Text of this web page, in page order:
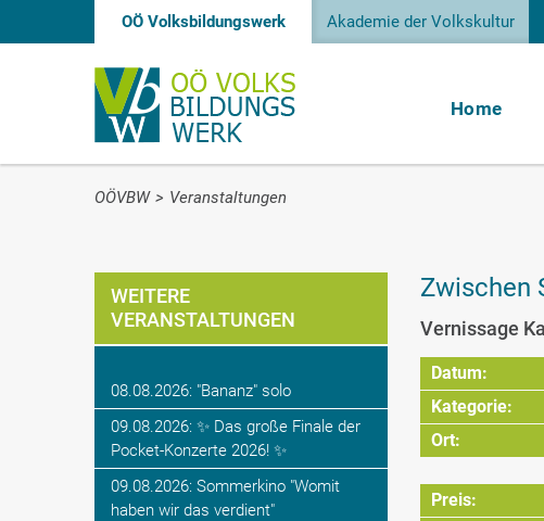
OÖ Volksbildungswerk Akademie der Volkskultur
Home
OÖVBW > Veranstaltungen
WEITERE
VERANSTALTUNGEN
08.08.2026: "Bananz" solo
09.08.2026: ✨ Das große Finale der
Pocket-Konzerte 2026! ✨
09.08.2026: Sommerkino "Womit
haben wir das verdient"
Zwischen
Vernissage
Datum:
Kategorie:
Ort:
Preis: